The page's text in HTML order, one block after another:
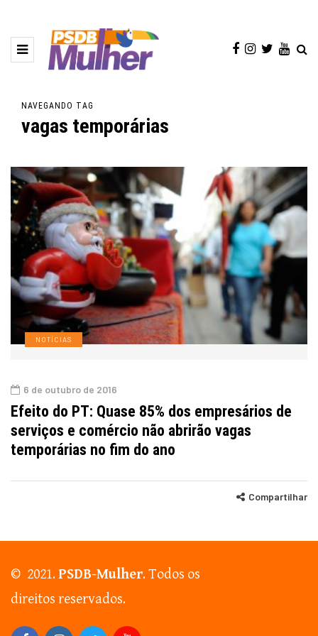
NAVEGANDO TAG
vagas temporárias
NOTÍCIAS
6 de outubro de 2016
Efeito do PT: Quase 85% dos empresários de
serviços e comércio não abrirão vagas
temporárias no fim do ano
Compartilhar
© 2021.PSDB-Mulher. Todos os
direitos reservados.